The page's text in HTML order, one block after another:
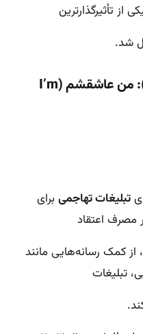
از تأثیرگذارترین
شد.
۱۱) مک دونالد (McDonald’s): من عاشقشم (I’m
تبلیغات تهاجمیبرای
مصرف اعتقاد
کمک رسانه‌هایی مانند
تبلیغات